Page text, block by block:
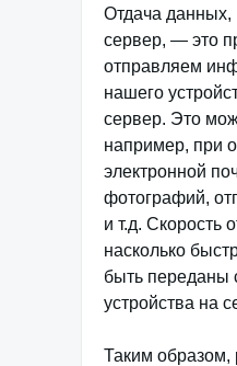
Отдача данных,
сервер, — это
отправляем
нашего
сервер. Это
например, при
электронной
фотографий,
и т.д. Скорость
насколько
быть переданы
устройства на
Таким образом,